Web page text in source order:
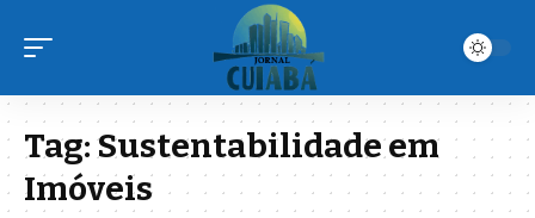
Tag:Sustentabilidade em
Imóveis